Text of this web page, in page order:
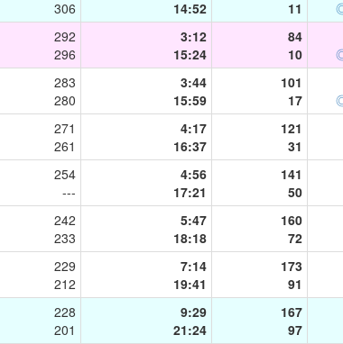
306
14:52
11
292
296
3:12
15:24
84
10
283
280
3:44
15:59
101
17
271
261
4:17
16:37
121
31
254
---
4:56
17:21
141
50
242
233
5:47
18:18
160
72
229
212
7:14
19:41
173
91
228
201
9:29
21:24
167
97